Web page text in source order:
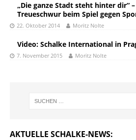
„Die ganze Stadt steht hinter dir“
Treueschwur beim Spiel gegen
22. Oktober 2014 Moritz Nolte
Video: Schalke International in
7. November 2015 Moritz Nolte
AKTUELLE SCHALKE-NEWS: